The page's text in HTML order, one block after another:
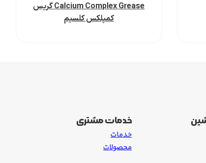
Calcium Complex Grease گریس
کمپلکس کلسیم
خدمات مشتری
خدمات
محصولات